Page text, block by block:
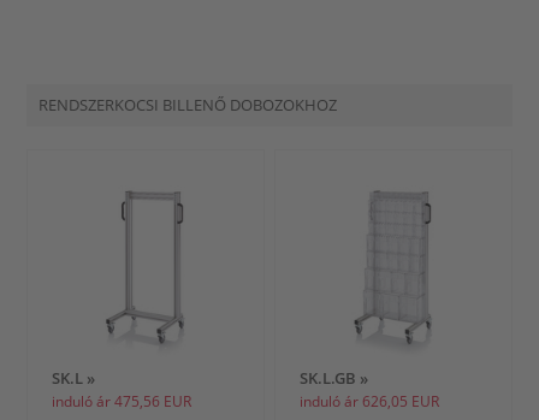
RENDSZERKOCSI BILLENŐ DOBOZOKHOZ
SK.L »
induló ár 475,56 EUR
SK.L.GB »
induló ár 626,05 EUR